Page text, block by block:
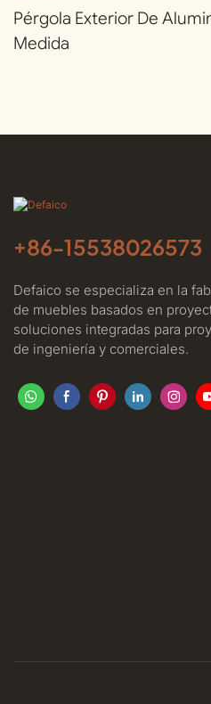
Pérgola Exterior De
Medida
+86-15538026573
Defaico se especializa en la
de muebles basados ​​en
soluciones integradas para
de ingeniería y comerciales.